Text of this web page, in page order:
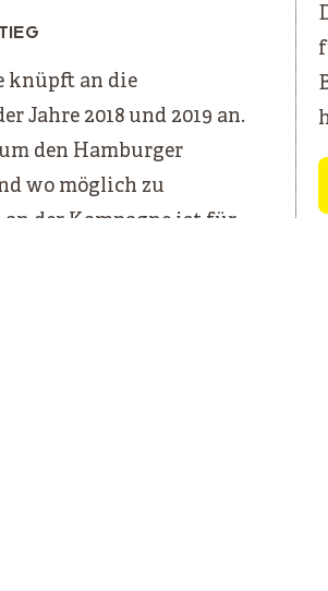
knüpft an die
2018 und 2019 an.
den Hamburger
wo möglich zu
der Kampagne ist für